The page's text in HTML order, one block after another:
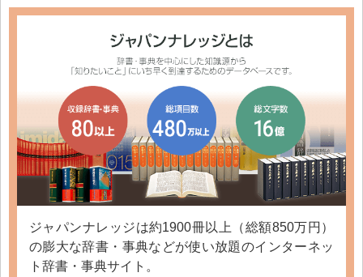
ジャパンナレッジは約1900冊以上（総額850万円）
の膨大な辞書・事典などが使い放題のインターネッ
ト辞書・事典サイト。